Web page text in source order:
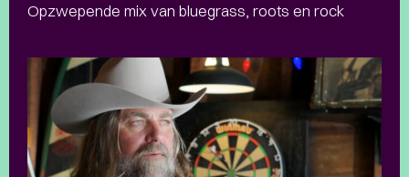
Opzwepende mix van bluegrass, roots en rock